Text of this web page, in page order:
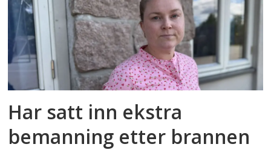
Har satt inn ekstra
bemanning etter brannen